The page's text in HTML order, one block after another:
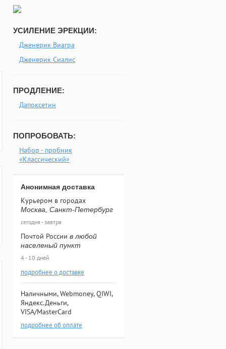
УСИЛЕНИЕ ЭРЕКЦИИ:
Дженерик Виагра
Дженерик Сиалис
ПРОДЛЕНИЕ:
Дапоксетин
ПОПРОБОВАТЬ:
Набор - пробник
«Классический»
Анонимная доставка
Курьером в городах
Москва, Санкт-Петербург
сегодня - завтра
Почтой России в любой
населеный пункт
4 - 10 дней
подробнее о доставке
Наличными, Webmoney, QIWI,
Яндекс.Деньги,
VISA/MasterCard
подробнее об оплате